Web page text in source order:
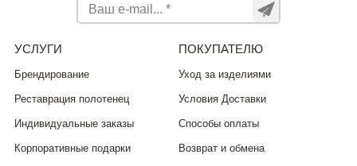
УСЛУГИ
Брендирование
Реставрация полотенец
Индивидуальные заказы
Корпоративные подарки
ПОКУПАТЕЛЮ
Уход за изделиями
Условия Доставки
Способы оплаты
Возврат и обмена